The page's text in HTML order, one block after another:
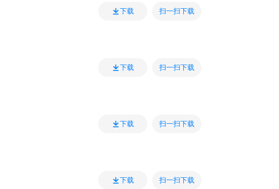
下载 扫一扫下载
下载 扫一扫下载
下载 扫一扫下载
下载 扫一扫下载